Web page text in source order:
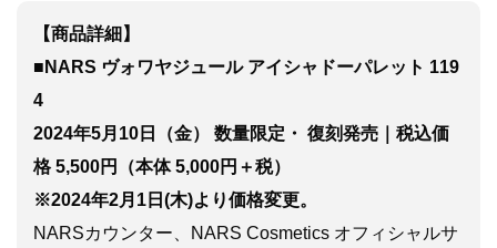
【商品詳細】
■NARS ヴォワヤジュール アイシャドーパレット 119
4
2024年5月10日（金） 数量限定・ 復刻発売｜税込価
格 5,500円（本体 5,000円＋税）
※2024年2月1日(木)より価格変更。
NARSカウンター、NARS Cosmetics オフィシャルサ